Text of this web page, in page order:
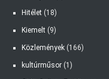
Hitélet (18)
Kiemelt (9)
Közlemények (166)
kultúrműsor (1)